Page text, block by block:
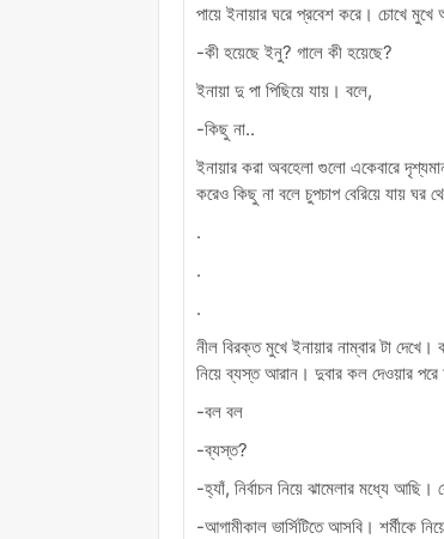
পায়ে ইনায়ার ঘরে প্রবেশ করে। চোখে
-কী হয়েছে ইনু? গালে কী হয়েছে?
ইনায়া দু পা পিছিয়ে যায়। বলে,
-কিছু না..
ইনায়ার করা অবহেলা গুলো একেবারে
করেও কিছু না বলে চুপচাপ বেরিয়ে যায় ঘর
.
.
.
নীল বিরক্ত মুখে ইনায়ার নাম্বার টা
নিয়ে ব্যস্ত আরান। দুবার কল দেওয়ার
-বল বল
-ব্যস্ত?
-হ্যাঁ, নির্বাচন নিয়ে ঝামেলার মধ্যে
-আগামীকাল ভার্সিটিতে আসবি। শর্মীকে